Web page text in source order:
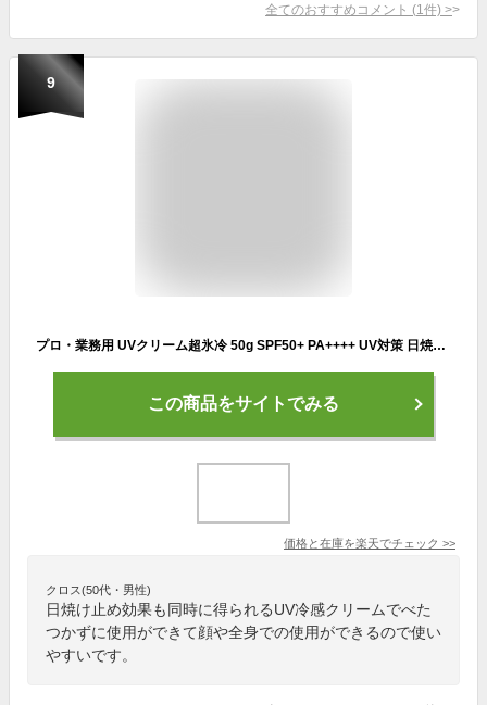
全てのおすすめコメント (1 件) >
9
プロ・業務用 UVクリーム超氷冷 50g SPF50+ PA++++ UV対策 日焼け止めクリーム 紫外線 夏用 冷感 冷たい ベタつかない 首 手足 顔 ボディ プロ業務用 ヤーマン
この商品をサイトでみる
価格と在庫を楽天でチェック >>
クロス(50代・男性)
日焼け止め効果も同時に得られるUV冷感クリームでべた
つかずに使用ができて顔や全身での使用ができるので使い
やすいです。